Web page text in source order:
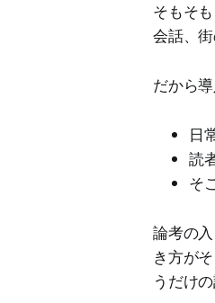
そもそ
会話、
だから
日
読
そ
論考の
き方が
うだけの